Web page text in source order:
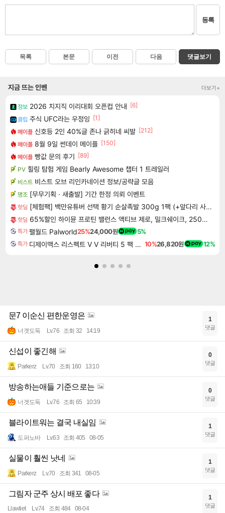
등록
목록 본문 이전 다음 댓글보기
지금 뜨는 인벤 더보기+
정보 2026 치지직 이리대회 오픈컵 안내 [6]
클립 주식 UFC라는 우정잉 [1]
메이플 신호등 2인 40%글 존나 긁히네 씨발 [212]
메이플 8월 9일 썬데이 메이플 [150]
메이플 빵값 문의 후기 [89]
PV 힐링 탐험 게임 Bearly Awesome 챕터 1 트레일러
비스트 비스트 오브 리인카네이션 정보/공략글 모음
명조 [무무기획 · 새출발] 기간 한정 의뢰 이벤트
핫딜 [체험팩] 백만유튜버 선택 황기 순살족발 300g 1팩 (+앞다리 사용) [원산지:상세설명에 표시]
핫딜 65%할인 하이뮨 프로틴 밸런스 액티브 제로, 밀크쉐이크, 250ml, 18개
특가 팰월드 Palworld25%24,000원 5%
특가 디제이맥스 리스펙트 V V 리버티 5 팩 DJMAX RESPECT V V Liberty 5 Pack DLC 10%26,820원 12%
문7 이순신 편한운영은
너겟도둑 Lv.76 조회 32 14:19
1
댓글
신섭이 좋긴해
Parkerz Lv.70 조회 160 13:10
0
댓글
방송하는애들 기준으로는
너겟도둑 Lv.76 조회 65 10:39
0
댓글
블라이트워는 결국 내실임
도퍼노바 Lv.63 조회 405 08-05
1
댓글
실물이 훨씬 낫네
Parkerz Lv.70 조회 341 08-05
1
댓글
그림자 군주 상시 배포 좋다
Llawliet Lv.74 조회 484 08-04
1
댓글